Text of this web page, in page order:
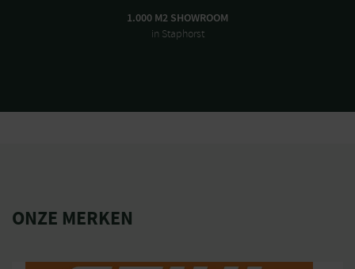
1.000 M2 SHOWROOM
in Staphorst
ONZE MERKEN